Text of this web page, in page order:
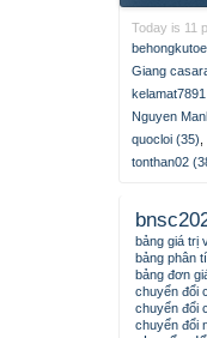
Today is 11
Giang
Nguyen
quocloi (35)
tonthan02
bảng giá trị
bảng phân
bảng đơn
chuyển đổi
chuyển đổi
chuyển đổi